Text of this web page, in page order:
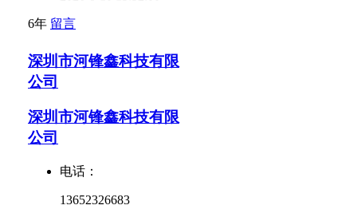
6年 留言
深圳市河锋鑫科技有限
公司
深圳市河锋鑫科技有限
公司
电话：
13652326683